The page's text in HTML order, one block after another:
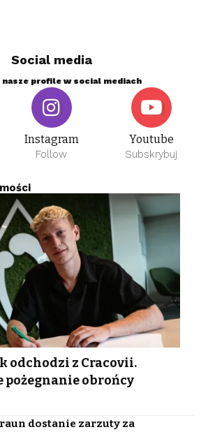
Social media
nasze profile w social mediach
Instagram
Follow
Youtube
Subskrybuj
odchodzi z Cracovii.
pożegnanie obrońcy
dostanie zarzuty za